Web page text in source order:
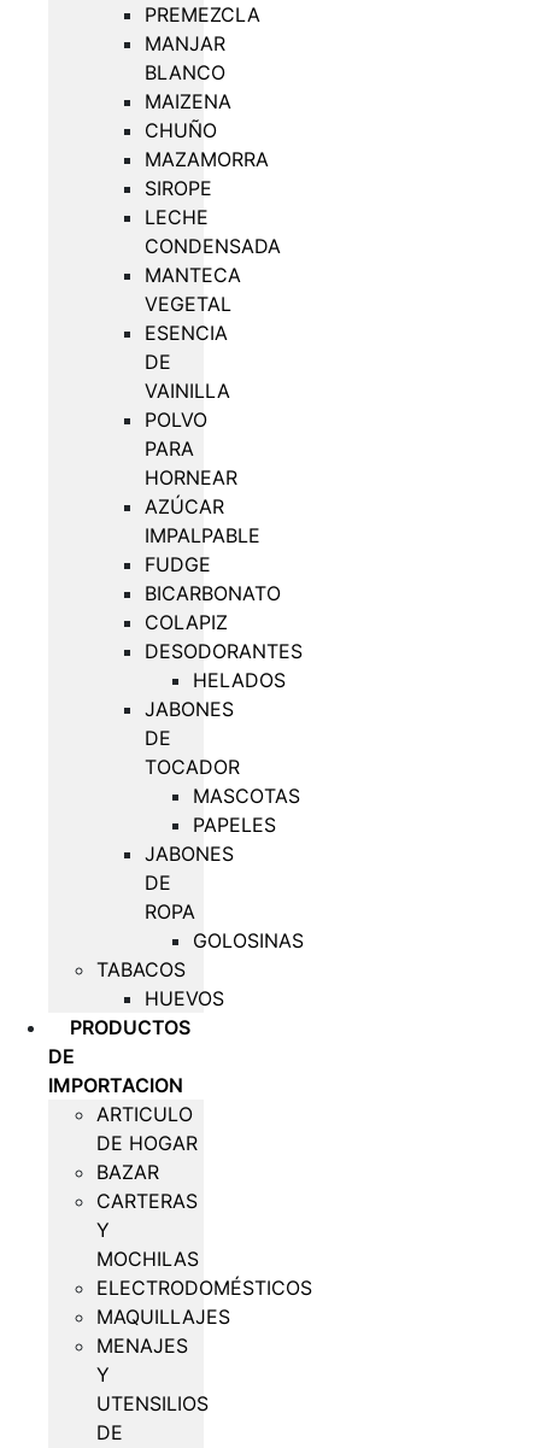
PREMEZCLA
MANJAR
BLANCO
MAIZENA
CHUÑO
MAZAMORRA
SIROPE
LECHE
CONDENSADA
MANTECA
VEGETAL
ESENCIA
DE
VAINILLA
POLVO
PARA
HORNEAR
AZÚCAR
IMPALPABLE
FUDGE
BICARBONATO
COLAPIZ
DESODORANTES
HELADOS
JABONES
DE
TOCADOR
MASCOTAS
PAPELES
JABONES
DE
ROPA
GOLOSINAS
TABACOS
HUEVOS
PRODUCTOS
DE
IMPORTACION
ARTICULO
DE HOGAR
BAZAR
CARTERAS
Y
MOCHILAS
ELECTRODOMÉSTICOS
MAQUILLAJES
MENAJES
Y
UTENSILIOS
DE